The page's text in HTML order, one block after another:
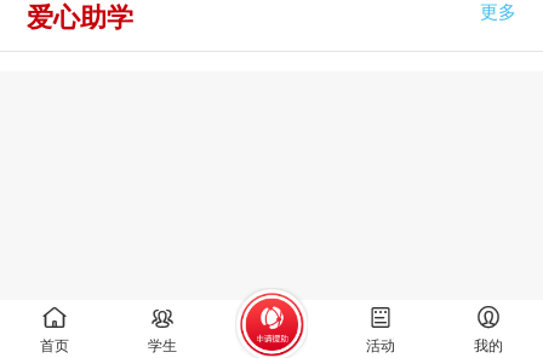
首页 学生 活动 我的
更多
爱心助学